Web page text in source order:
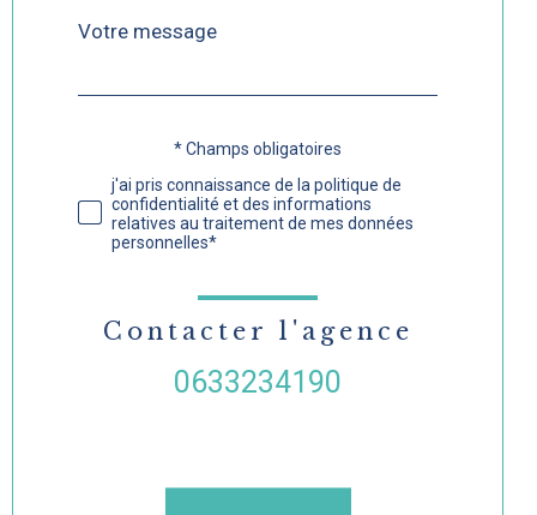
Fieldset
défaut
Message
*
Validation* Champs obligatoires
j'ai pris connaissance de la politique de
confidentialité et des informations
relatives au traitement de mes données
personnelles*
Contacter l'agence
0633234190